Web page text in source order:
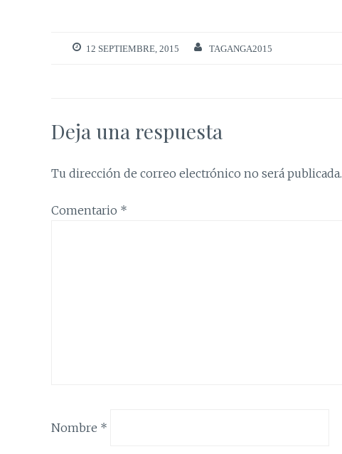
12 SEPTIEMBRE, 2015 TAGANGA2015
Deja una respuesta
Tu dirección de correo electrónico no será publicada.
Comentario *
Nombre *